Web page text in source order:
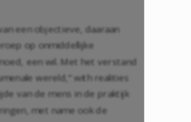
een objectieve, daaraan
op onmiddellijke
een wil. Met het verstand
wereld,” with realities
van de mens in de praktijk
met name ook de